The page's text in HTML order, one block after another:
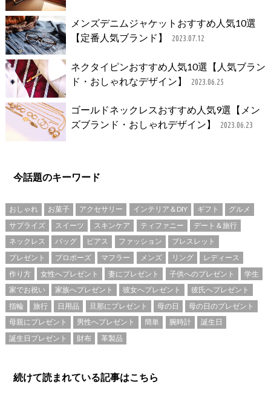
メンズデニムジャケットおすすめ人気10選
【定番人気ブランド】
2023.07.12
ネクタイピンおすすめ人気10選【人気ブラン
ド・おしゃれなデザイン】
2023.06.25
ゴールドネックレスおすすめ人気9選【メン
ズブランド・おしゃれデザイン】
2023.06.23
今話題のキーワード
おしゃれ お菓子 アクセサリー インテリア＆DIY ギフト
グルメ
サプライズ
スイーツ スキンケア ティファニー
デート＆旅行
ネックレス
バッグ ピアス ファッション
ブレスレット
プレゼント
プロポーズ マフラー メンズ リング
レディース
作り方
女性へプレゼント 妻にプレゼント 子供へのプレゼント
学生
家でお祝い
家族へプレゼント 彼女へプレゼント
彼氏へプレゼント
指輪
旅行 日用品 旦那にプレゼント 母の日
母の日のプレゼント
母親にプレゼント
男性へプレゼント 簡単 腕時計
誕生日
誕生日プレゼント
財布 革製品
続けて読まれている記事はこちら